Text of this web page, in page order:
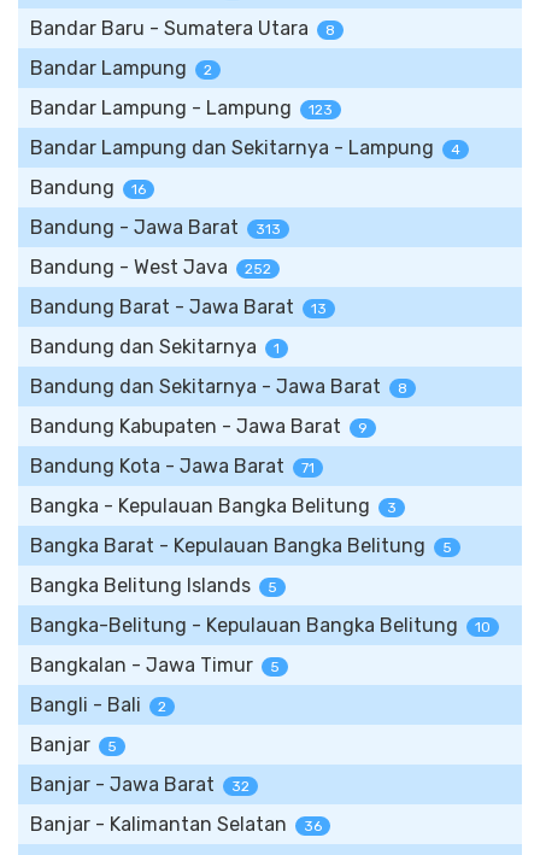
Bandar Baru - Sumatera Utara 8
Bandar Lampung 2
Bandar Lampung - Lampung 123
Bandar Lampung dan Sekitarnya - Lampung 4
Bandung 16
Bandung - Jawa Barat 313
Bandung - West Java 252
Bandung Barat - Jawa Barat 13
Bandung dan Sekitarnya 1
Bandung dan Sekitarnya - Jawa Barat 8
Bandung Kabupaten - Jawa Barat 9
Bandung Kota - Jawa Barat 71
Bangka - Kepulauan Bangka Belitung 3
Bangka Barat - Kepulauan Bangka Belitung 5
Bangka Belitung Islands 5
Bangka-Belitung - Kepulauan Bangka Belitung 10
Bangkalan - Jawa Timur 5
Bangli - Bali 2
Banjar 5
Banjar - Jawa Barat 32
Banjar - Kalimantan Selatan 36